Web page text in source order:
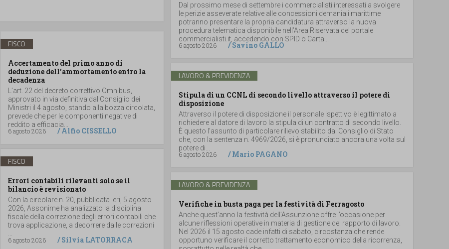
FISCO
Accertamento del primo anno di
deduzione dell’ammortamento entro la
decadenza
L’art. 22 del decreto correttivo Omnibus,
approvato in via definitiva dal Consiglio dei
Ministri il 4 agosto, stando alla bozza circolata,
prevede che per le componenti negative di
reddito a efficacia...
6 agosto 2026
/Alfio CISSELLO
FISCO
Errori contabili rilevanti solo se il
bilancio è revisionato
Con la circolare n. 20, pubblicata ieri, 5 agosto
2026, Assonime ha analizzato la disciplina
fiscale della correzione degli errori contabili che
trova applicazione, a decorrere dalle correzioni
...
6 agosto 2026
/Silvia LATORRACA
Dal prossimo mese di settembre i commercialisti interessati a svolgere
le perizie asseverate relative alle concessioni demaniali marittime
potranno presentare la propria candidatura attraverso la nuova
procedura telematica disponibile nell’Area Riservata del portale
commercialisti.it, accedendo con SPID o Carta...
6 agosto 2026
/Savino GALLO
LAVORO & PREVIDENZA
Stipula di un CCNL di secondo livello attraverso il potere di
disposizione
Attraverso il potere di disposizione il personale ispettivo è legittimato a
richiedere al datore di lavoro la stipula di un contratto di secondo livello.
È questo l’assunto di particolare rilievo stabilito dal Consiglio di Stato
che, con la sentenza n. 4969/2026, si è pronunciato ancora una volta sul
potere di...
6 agosto 2026
/Mario PAGANO
LAVORO & PREVIDENZA
Verifiche in busta paga per la festività di Ferragosto
Anche quest’anno la festività dell’Assunzione offre l’occasione per
alcune riflessioni operative in materia di gestione del rapporto di lavoro.
Nel 2026 il 15 agosto cade infatti di sabato, circostanza che rende
opportuno verificare il corretto trattamento economico della ricorrenza,